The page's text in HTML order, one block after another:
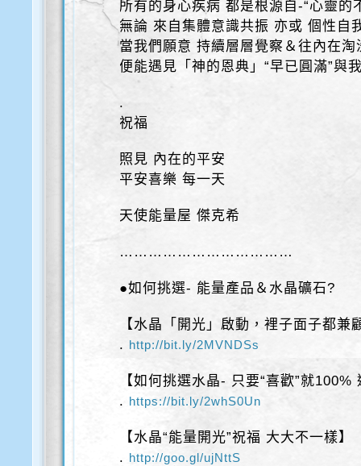
所有的身心疾病 都是根源自-“心靈的
無論 來自集體意識共振 亦或 個性自
當我們願意 持續層層覺察＆往內在淘
便能遇見「神的恩典」“早已圓滿”與
.
祝福
照見 內在的平安
平安喜樂 每一天
天使能量屋 傑克希
………………………………
●如何挑選- 能量產品＆水晶礦石?
【水晶「開光」啟動，裡子面子都兼
. http://bit.ly/2MVNDSs
【如何挑選水晶- 只要“喜歡”就100%
. https://bit.ly/2whS0Un
【水晶“能量開光”祝福 大大不一樣】
. http://goo.gl/ujNttS